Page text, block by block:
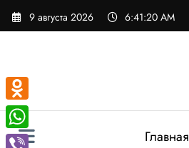
Перейти
9 августа 2026 6:41:20 AM
Главная
Odnoklassniki
WhatsApp